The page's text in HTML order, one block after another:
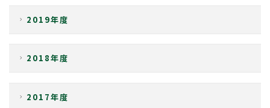
2019年度
2018年度
2017年度